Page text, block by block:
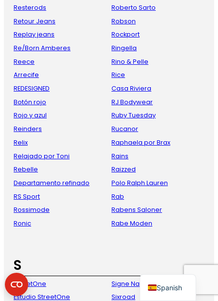
Resterods
Retour Jeans
Replay jeans
Re/Born Amberes
Reece
Arrecife
REDESIGNED
Botón rojo
Rojo y azul
Reinders
Relix
Relajado por Toni
Rebelle
Departamento refinado
RS Sport
Rossimode
Ronic
Roberto Sarto
Robson
Rockport
Ringella
Rino & Pelle
Rice
Casa Riviera
RJ Bodywear
Ruby Tuesday
Rucanor
Raphaela por Brax
Rains
Raizzed
Polo Ralph Lauren
Rab
Rabens Saloner
Rabe Moden
S
StreetOne
Estudio StreetOne
Signe Nature
Sixroad
Spanish
Danish